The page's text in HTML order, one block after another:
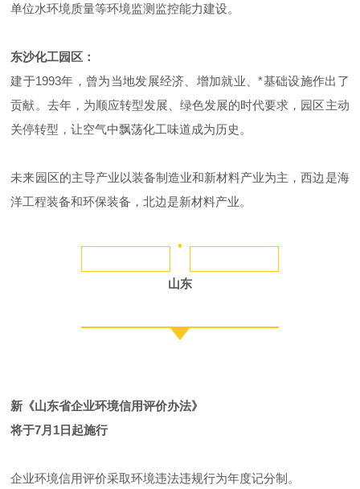
单位水环境质量等环境监测监控能力建设。
东沙化工园区：
建于1993年，曾为当地发展经济、增加就业、*基础设施作出了
贡献。去年，为顺应转型发展、绿色发展的时代要求，园区主动
关停转型，让空气中飘荡化工味道成为历史。
未来园区的主导产业以装备制造业和新材料产业为主，西边是海
洋工程装备和环保装备，北边是新材料产业。
山东
新《山东省企业环境信用评价办法》
将于7月1日起施行
企业环境信用评价采取环境违法违规行为年度记分制。